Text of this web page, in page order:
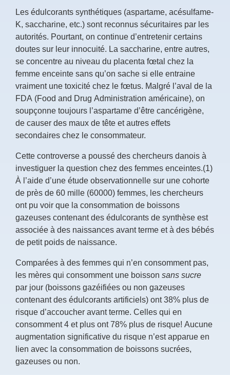
Les édulcorants synthétiques (aspartame, acésulfame-
K, saccharine, etc.) sont reconnus sécuritaires par les
autorités. Pourtant, on continue d’entretenir certains
doutes sur leur innocuité. La saccharine, entre autres,
se concentre au niveau du placenta fœtal chez la
femme enceinte sans qu’on sache si elle entraine
vraiment une toxicité chez le fœtus. Malgré l’aval de la
FDA (Food and Drug Administration américaine), on
soupçonne toujours l’aspartame d’être cancérigène,
de causer des maux de tête et autres effets
secondaires chez le consommateur.
Cette controverse a poussé des chercheurs danois à
investiguer la question chez des femmes enceintes.(1)
À l’aide d’une étude observationnelle sur une cohorte
de près de 60 mille (60000) femmes, les chercheurs
ont pu voir que la consommation de boissons
gazeuses contenant des édulcorants de synthèse est
associée à des naissances avant terme et à des bébés
de petit poids de naissance.
Comparées à des femmes qui n’en consomment pas,
les mères qui consomment une boisson sans sucre
par jour (boissons gazéifiées ou non gazeuses
contenant des édulcorants artificiels) ont 38% plus de
risque d’accoucher avant terme. Celles qui en
consomment 4 et plus ont 78% plus de risque! Aucune
augmentation significative du risque n’est apparue en
lien avec la consommation de boissons sucrées,
gazeuses ou non.